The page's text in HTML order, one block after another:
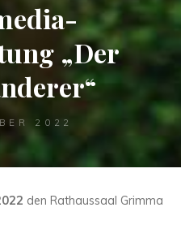
„Der
2022
den Rathaussaal Grimma